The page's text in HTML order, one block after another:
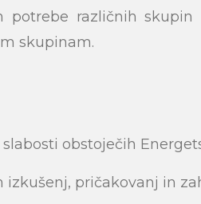
različnih
skupinam.
obstoječih
izkušenj, pričakovanj in